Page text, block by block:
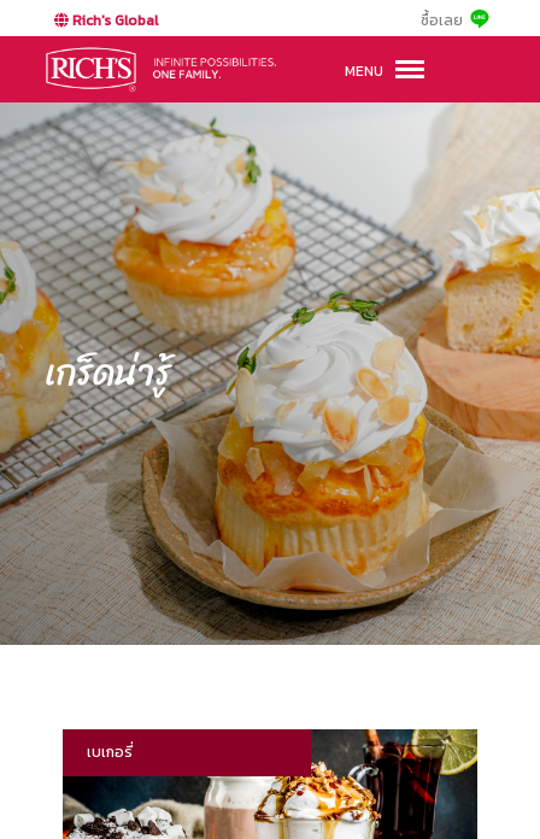
Rich's Global ซื้อเลย
MENU
เกร็ดน่ารู้
เบเกอรี่